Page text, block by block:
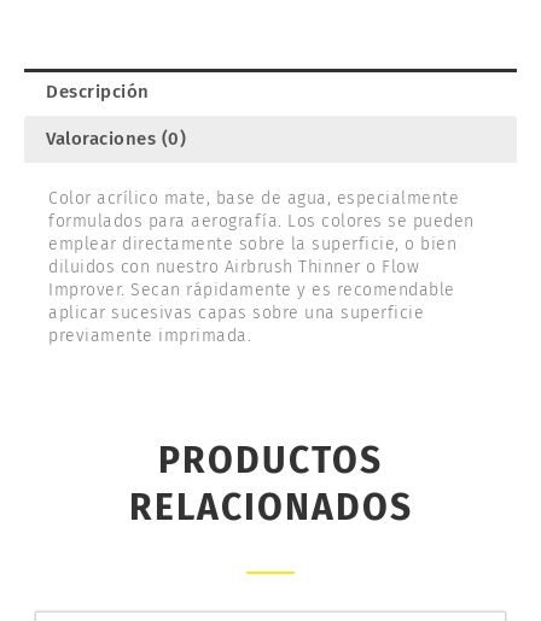
Descripción
Valoraciones (0)
Color acrílico mate, base de agua, especialmente
formulados para aerografía. Los colores se pueden
emplear directamente sobre la superficie, o bien
diluidos con nuestro Airbrush Thinner o Flow
Improver. Secan rápidamente y es recomendable
aplicar sucesivas capas sobre una superficie
previamente imprimada.
PRODUCTOS
RELACIONADOS